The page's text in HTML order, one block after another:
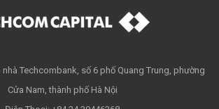
Techcombank, số 6 phố Quang Trung, phường
Cửa Nam, thành phố Hà Nội